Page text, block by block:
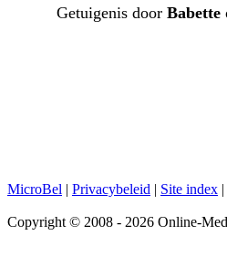
Getuigenis door Babette
MicroBel | Privacybeleid | Site index |
Copyright © 2008 - 2026 Online-